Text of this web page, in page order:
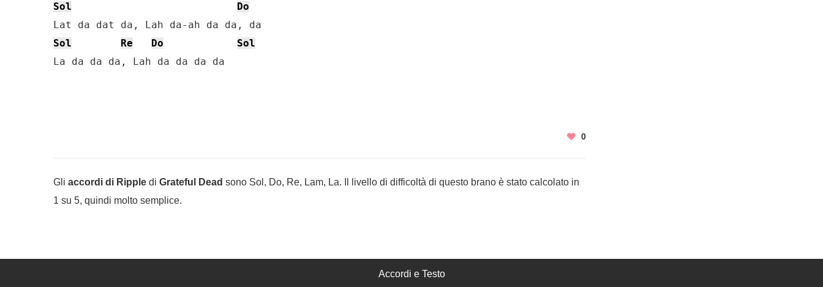
Sol
Do
Sol
Re Do
Sol
La da da da, Lah da da da da
0
Gli accordi di Ripple di Grateful Dead sono Sol, Do, Re, Lam, La. Il livello di difficoltà di questo brano è stato calcolato in
1 su 5, quindi molto semplice.
Accordi e Testo